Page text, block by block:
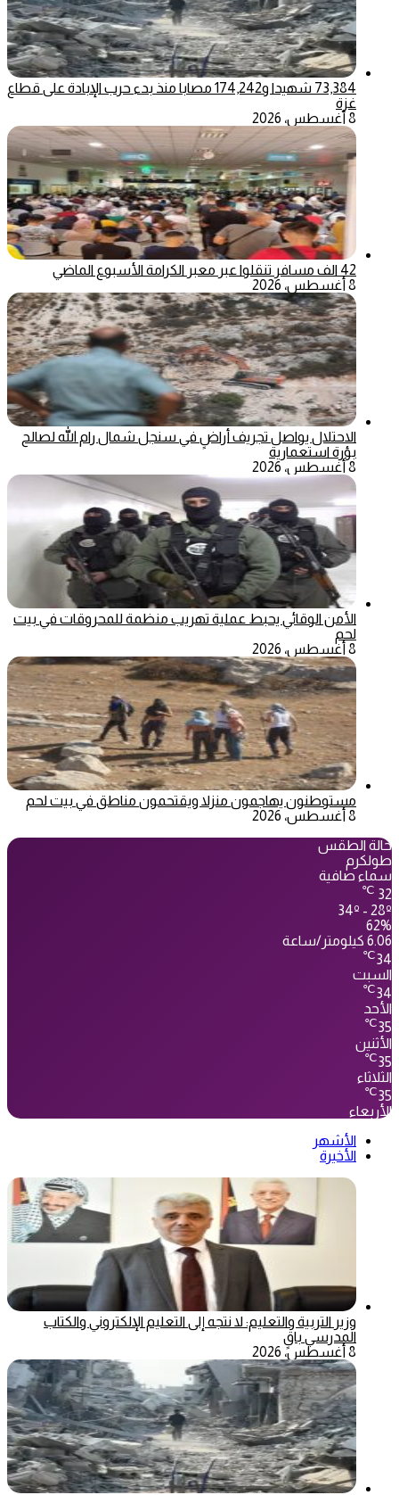
73,384 شهيدا و174,242 مصابا منذ بدء حرب الإبادة على قطاع
غزة
8 أغسطس، 2026
42 الف مسافر تنقلوا عبر معبر الكرامة الأسبوع الماضي
8 أغسطس، 2026
الاحتلال يواصل تجريف أراضٍ في سنجل شمال رام الله لصالح
بؤرة استعمارية
8 أغسطس، 2026
الأمن الوقائي يحبط عملية تهريب منظمة للمحروقات في بيت
لحم
8 أغسطس، 2026
مستوطنون يهاجمون منزلا ويقتحمون مناطق في بيت لحم
8 أغسطس، 2026
حالة الطقس
طولكرم
سماء صافية
32
℃
34º - 28º
62%
6.06 كيلومتر/ساعة
34
℃
السبت
34
℃
الأحد
35
℃
الأثنين
35
℃
الثلاثاء
35
℃
الأربعاء
الأشهر
الأخيرة
وزير التربية والتعليم: لا نتجه إلى التعليم الإلكتروني والكتاب
المدرسي باقٍ
8 أغسطس، 2026